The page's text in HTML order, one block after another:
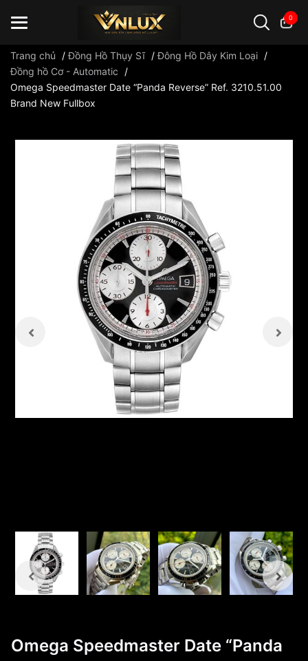
0
Đồng hồ casio đồng hồ G-Shock đồng hồ Orient ...
Trang chủ /Đồng Hồ Thụy Sĩ /Đông Hồ Dây Kim Loại /
Đồng hồ Cơ - Automatic
/
Omega Speedmaster Date “Panda Reverse” Ref. 3210.51.00
Brand New Fullbox
Omega Speedmaster Date “Panda